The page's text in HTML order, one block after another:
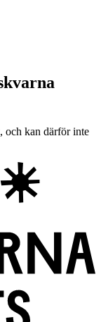
och kan därför inte